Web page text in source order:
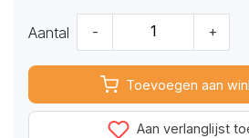
Aantal - +
Toevoegen aan
Aan verlanglijst